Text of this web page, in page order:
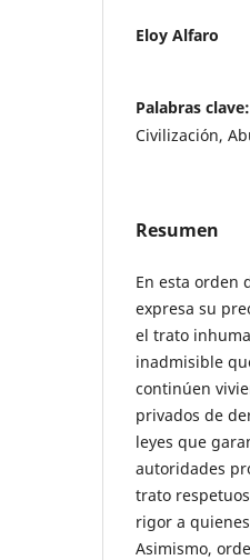
Eloy Alfaro
Palabras clave:
Civilización,
Resumen
En esta orden
expresa su
el trato
inadmisible
continúen
privados de
leyes que
autoridades
trato
rigor a
Asimismo,